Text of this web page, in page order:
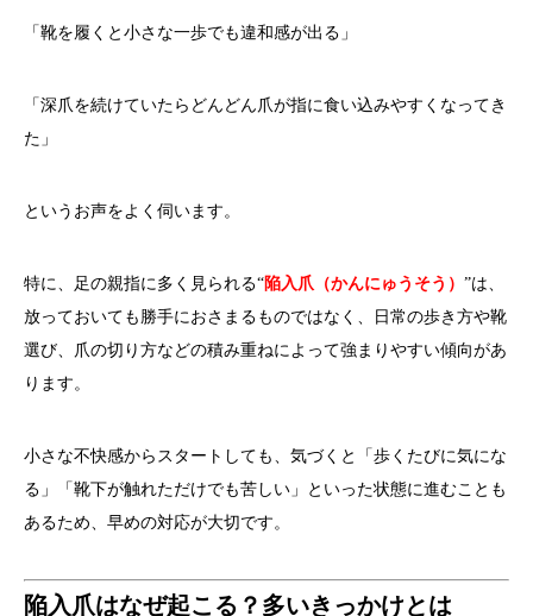
「靴を履くと小さな一歩でも違和感が出る」
「深爪を続けていたらどんどん爪が指に食い込みやすくなってき
た」
というお声をよく伺います。
特に、足の親指に多く見られる“陥入爪（かんにゅうそう） ”は、
放っておいても勝手におさまるものではなく、日常の歩き方や靴
選び、爪の切り方などの積み重ねによって強まりやすい傾向があ
ります。
小さな不快感からスタートしても、気づくと「歩くたびに気にな
る」「靴下が触れただけでも苦しい」といった状態に進むことも
あるため、早めの対応が大切です。
陥入爪はなぜ起こる？多いきっかけとは